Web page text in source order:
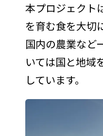
本プロジェクト
を育む食を大切
国内の農業など
いては国と地域
しています。